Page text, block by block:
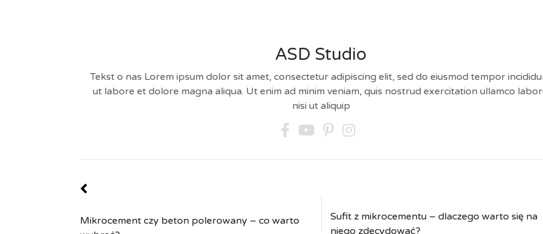
ASD Studio
Tekst o nas Lorem ipsum dolor sit amet, consectetur adipiscing elit, sed do eiusmod tempor
ut labore et dolore magna aliqua. Ut enim ad minim veniam, quis nostrud exercitation ullamco
nisi ut aliquip
Mikrocement czy beton polerowany – co warto
Sufit z mikrocementu – dlaczego warto się na
niego zdecydować?